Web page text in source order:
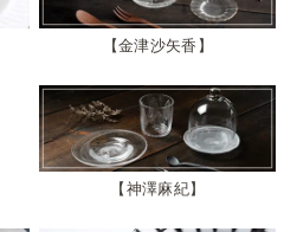
金津沙矢香
神澤麻紀